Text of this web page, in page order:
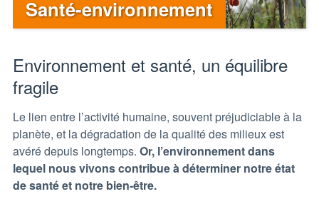
Santé-environnement
Environnement et santé, un équilibre
fragile
Le lien entre l’activité humaine, souvent préjudiciable à la
planète, et la dégradation de la qualité des milieux est
avéré depuis longtemps. Or, l’environnement dans
lequel nous vivons contribue à déterminer notre état
de santé et notre bien-être.